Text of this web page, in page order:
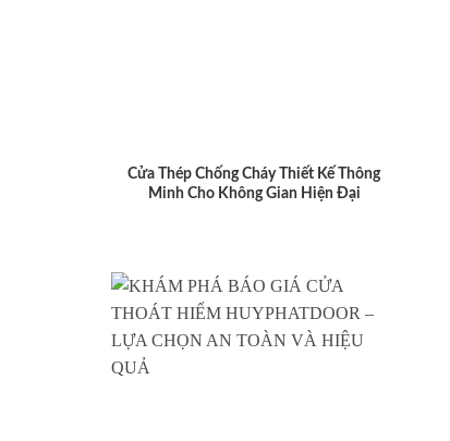
Cửa Thép Chống Cháy Thiết Kế Thông
Minh Cho Không Gian Hiện Đại